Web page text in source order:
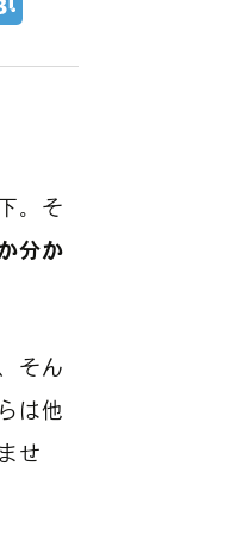
。そ
分か
そん
は他
せ